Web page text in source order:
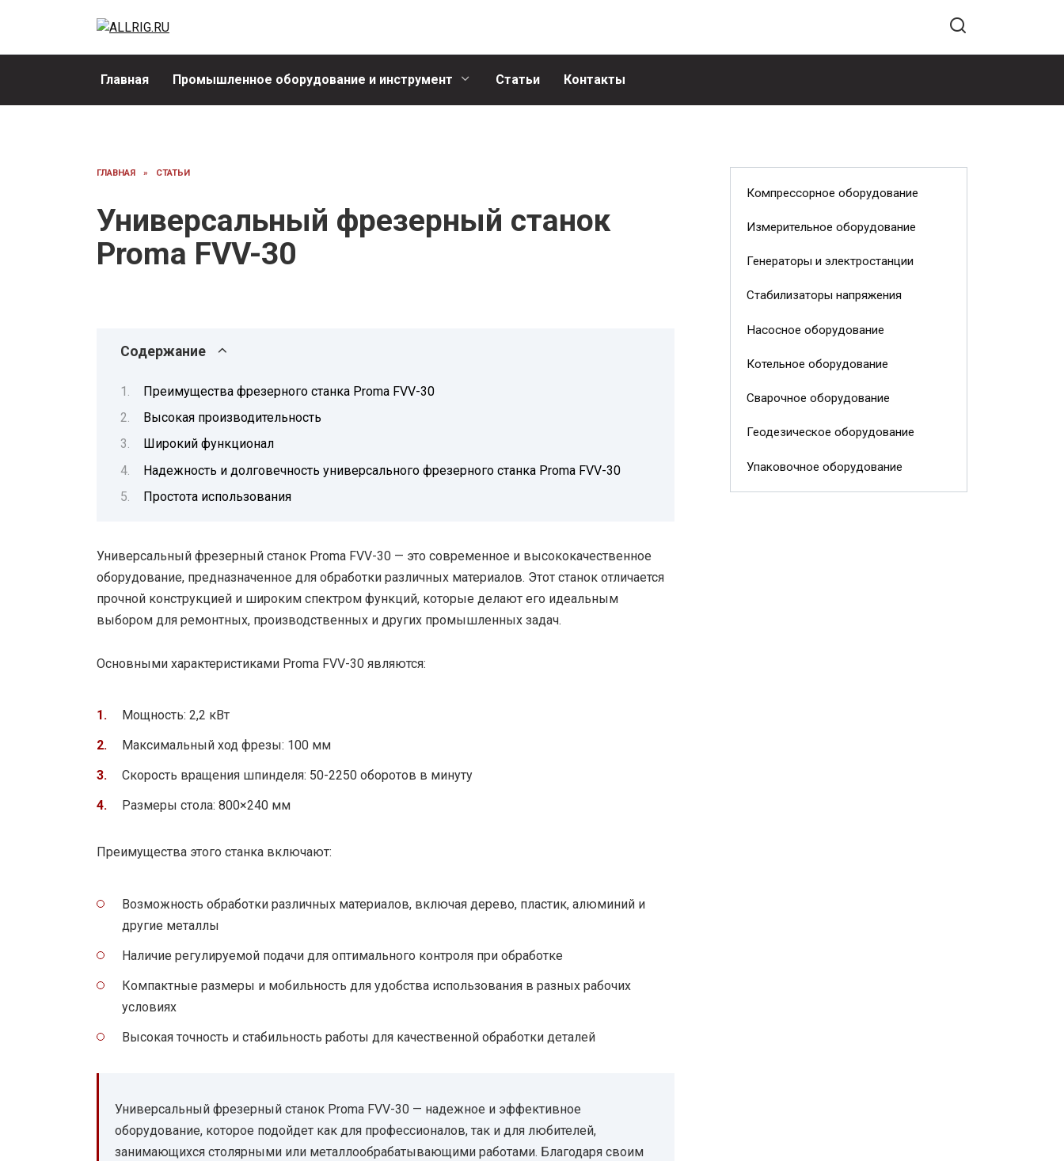
Главная Промышленное оборудование и инструмент Статьи Контакты
ГЛАВНАЯ » СТАТЬИ
Универсальный фрезерный станок
Proma FVV-30
Содержание
Преимущества фрезерного станка Proma FVV-30
Высокая производительность
Широкий функционал
Надежность и долговечность универсального фрезерного станка Proma FVV-30
Простота использования
Универсальный фрезерный станок Proma FVV-30 — это современное и высококачественное
оборудование, предназначенное для обработки различных материалов. Этот станок отличается
прочной конструкцией и широким спектром функций, которые делают его идеальным
выбором для ремонтных, производственных и других промышленных задач.
Основными характеристиками Proma FVV-30 являются:
Мощность: 2,2 кВт
Максимальный ход фрезы: 100 мм
Скорость вращения шпинделя: 50-2250 оборотов в минуту
Размеры стола: 800×240 мм
Преимущества этого станка включают:
Возможность обработки различных материалов, включая дерево, пластик, алюминий и
другие металлы
Наличие регулируемой подачи для оптимального контроля при обработке
Компактные размеры и мобильность для удобства использования в разных рабочих
условиях
Высокая точность и стабильность работы для качественной обработки деталей
Универсальный фрезерный станок Proma FVV-30 — надежное и эффективное
оборудование, которое подойдет как для профессионалов, так и для любителей,
занимающихся столярными или металлообрабатывающими работами. Благодаря своим
Компрессорное оборудование
Измерительное оборудование
Генераторы и электростанции
Стабилизаторы напряжения
Насосное оборудование
Котельное оборудование
Сварочное оборудование
Геодезическое оборудование
Упаковочное оборудование